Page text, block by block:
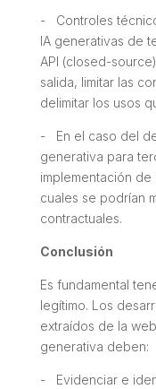
- Controles
IA generativas de
API (closed-source
salida, limitar las
delimitar los usos
- En el caso del
generativa para
implementación
cuales se podrían
contractuales.
Conclusión
Es fundamental
legítimo. Los
extraídos de la
generativa deben:
- Evidenciar e